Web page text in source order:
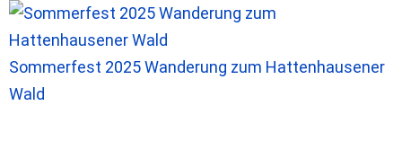
Sommerfest 2025 Wanderung zum Hattenhausener
Wald